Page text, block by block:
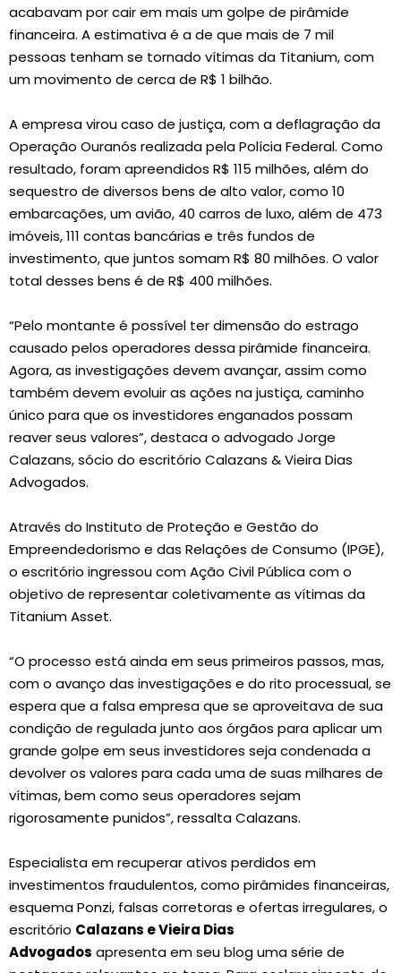
acabavam por cair em mais um golpe de pirâmide
financeira. A estimativa é a de que mais de 7 mil
pessoas tenham se tornado vítimas da Titanium, com
um movimento de cerca de R$ 1 bilhão.
A empresa virou caso de justiça, com a deflagração da
Operação Ouranós realizada pela Polícia Federal. Como
resultado, foram apreendidos R$ 115 milhões, além do
sequestro de diversos bens de alto valor, como 10
embarcações, um avião, 40 carros de luxo, além de 473
imóveis, 111 contas bancárias e três fundos de
investimento, que juntos somam R$ 80 milhões. O valor
total desses bens é de R$ 400 milhões.
“Pelo montante é possível ter dimensão do estrago
causado pelos operadores dessa pirâmide financeira.
Agora, as investigações devem avançar, assim como
também devem evoluir as ações na justiça, caminho
único para que os investidores enganados possam
reaver seus valores”, destaca o advogado Jorge
Calazans, sócio do escritório Calazans & Vieira Dias
Advogados.
Através do Instituto de Proteção e Gestão do
Empreendedorismo e das Relações de Consumo (IPGE),
o escritório ingressou com Ação Civil Pública com o
objetivo de representar coletivamente as vítimas da
Titanium Asset.
“O processo está ainda em seus primeiros passos, mas,
com o avanço das investigações e do rito processual, se
espera que a falsa empresa que se aproveitava de sua
condição de regulada junto aos órgãos para aplicar um
grande golpe em seus investidores seja condenada a
devolver os valores para cada uma de suas milhares de
vítimas, bem como seus operadores sejam
rigorosamente punidos”, ressalta Calazans.
Especialista em recuperar ativos perdidos em
investimentos fraudulentos, como pirâmides financeiras,
esquema Ponzi, falsas corretoras e ofertas irregulares, o
escritório Calazans e Vieira Dias
Advogados apresenta em seu blog uma série de